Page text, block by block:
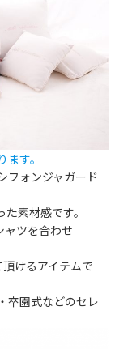
す。
フォンジャガード
素材感です。
ャツを合わせ
けるアイテムで
卒園式などのセレ